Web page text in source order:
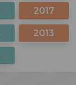
2017
2013